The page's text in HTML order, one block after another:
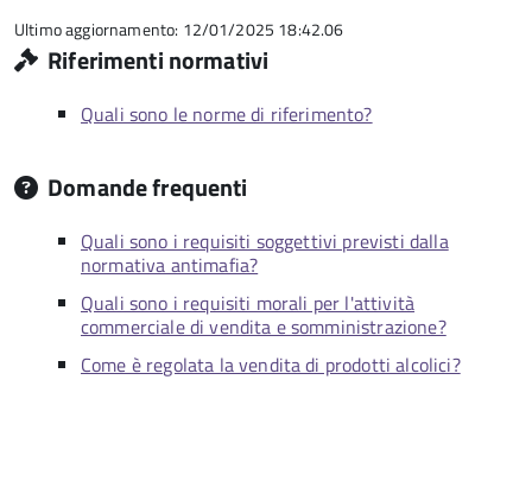
5
Ultimo aggiornamento: 12/01/2025 18:42.06
Riferimenti normativi
Quali sono le norme di riferimento?
Domande frequenti
Quali sono i requisiti soggettivi previsti dalla
normativa antimafia?
Quali sono i requisiti morali per l'attività
commerciale di vendita e somministrazione?
Come è regolata la vendita di prodotti alcolici?